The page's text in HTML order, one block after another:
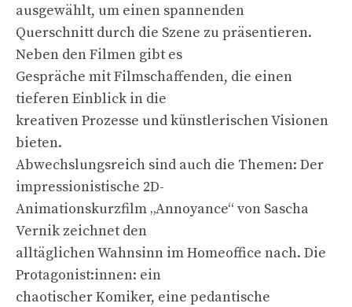
ausgewählt, um einen spannenden
Querschnitt durch die Szene zu präsentieren.
Neben den Filmen gibt es
Gespräche mit Filmschaffenden, die einen
tieferen Einblick in die
kreativen Prozesse und künstlerischen Visionen
bieten.
Abwechslungsreich sind auch die Themen: Der
impressionistische 2D-
Animationskurzfilm „Annoyance“ von Sascha
Vernik zeichnet den
alltäglichen Wahnsinn im Homeoffice nach. Die
Protagonist:innen: ein
chaotischer Komiker, eine pedantische